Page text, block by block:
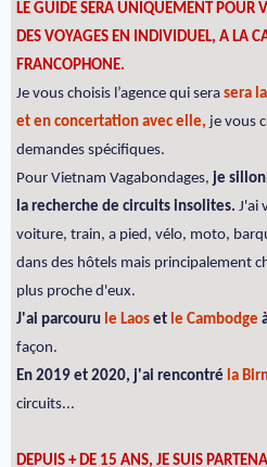
LE GUIDE SERA UNIQUEMENT POUR
DES VOYAGES EN INDIVIDUEL, A LA
FRANCOPHONE.
Je vous choisis l’agence qui sera sera
et en concertation avec elle, je vous
demandes spécifiques.
Pour Vietnam Vagabondages, je
la recherche de circuits insolites. J'ai
voiture, train, a pied, vélo, moto,
dans des hôtels mais principalement
plus proche d'eux.
J'ai parcouru le Laos et le Cambodge
façon.
En 2019 et 2020, j'ai rencontré la
circuits...
DEPUIS + DE 15 ANS, JE SUIS